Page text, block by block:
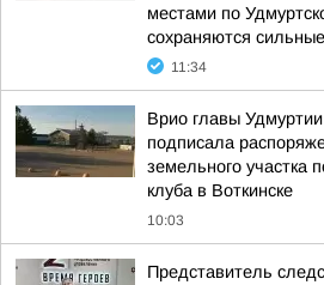
местами по
сохраняются
11:34
Врио главы
подписала
земельного участка
клуба в Воткинске
10:03
Представитель